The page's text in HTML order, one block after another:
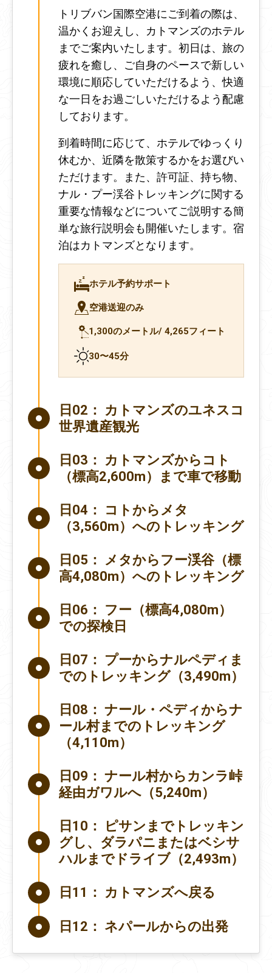
トリブバン国際空港にご到着の際は、
温かくお迎えし、カトマンズのホテル
までご案内いたします。初日は、旅の
疲れを癒し、ご自身のペースで新しい
環境に順応していただけるよう、快適
な一日をお過ごしいただけるよう配慮
しております。
到着時間に応じて、ホテルでゆっくり
休むか、近隣を散策するかをお選びい
ただけます。また、許可証、持ち物、
ナル・プー渓谷トレッキングに関する
重要な情報などについてご説明する簡
単な旅行説明会も開催いたします。宿
泊はカトマンズとなります。
ホテル予約サポート
空港送迎のみ
1,300のメートル/ 4,265フィート
30〜45分
日02： カトマンズのユネスコ
世界遺産観光
日03： カトマンズからコト
（標高2,600m）まで車で移動
日04：
コトからメタ
（3,560m）へのトレッキング
日05：
メタからフー渓谷（標
高4,080m）へのトレッキング
日06： フー（標高4,080m）
での探検日
日07： プーからナルペディま
でのトレッキング（3,490m）
日08： ナール・ペディからナ
ール村までのトレッキング
（4,110m）
日09： ナール村からカンラ峠
経由ガワルへ（5,240m）
日10：
ピサンまでトレッキン
グし、ダラパニまたはベシサ
ハルまでドライブ（2,493m）
日11： カトマンズへ戻る
日12： ネパールからの出発